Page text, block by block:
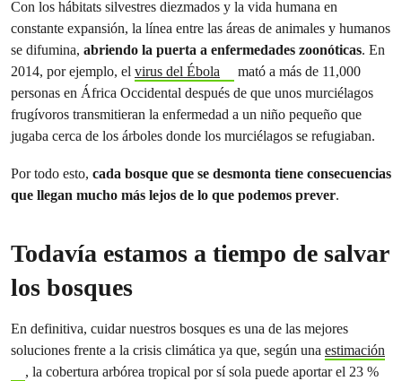
Con los hábitats silvestres diezmados y la vida humana en
constante expansión, la línea entre las áreas de animales y humanos
se difumina, abriendo la puerta a enfermedades zoonóticas. En
2014, por ejemplo, el virus del Ébola
mató a más de 11,000
personas en África Occidental después de que unos murciélagos
frugívoros transmitieran la enfermedad a un niño pequeño que
jugaba cerca de los árboles donde los murciélagos se refugiaban.
Por todo esto, cada bosque que se desmonta tiene consecuencias
que llegan mucho más lejos de lo que podemos prever.
Todavía estamos a tiempo de salvar
los bosques
En definitiva, cuidar nuestros bosques es una de las mejores
soluciones frente a la crisis climática ya que, según una estimación
, la cobertura arbórea tropical por sí sola puede aportar el 23 %